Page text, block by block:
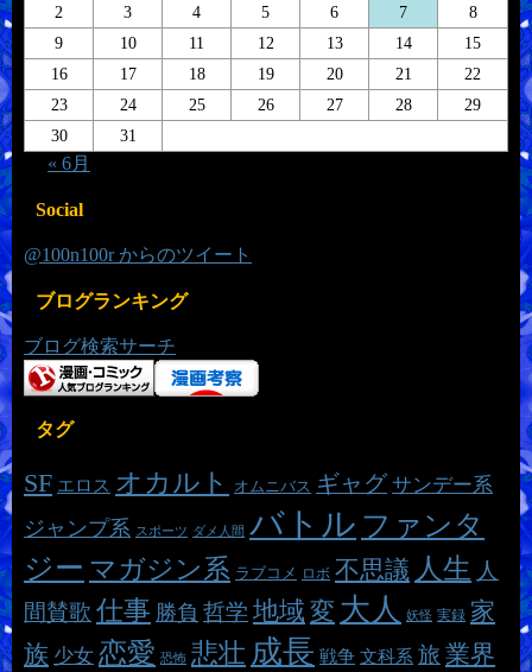
2
3 4 5 6 7
8
9
10 11 12 13 14
15
16
17 18 19 20 21
22
23
24 25 26 27 28
29
30
31
« 6月
Social
@100n100r からのツイート
ブログランキング
ブログ検索サーチ
タグ
SF エロス オカルト オムニバス ギャグ サンデー系
ジャンプ系 スポーツ ダメ人間 バトル ファンタ
ジー マガジン系 ラブコメ ロボ 不思議 人生 人
間賛歌 仕事 勝負 哲学 地域 変 大人 妖怪 実録 家
族 少女 恋愛 恐怖 悲壮 成長 戦争 文科系 旅 業界